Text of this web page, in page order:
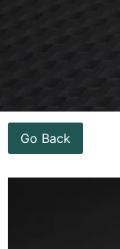
Go Back